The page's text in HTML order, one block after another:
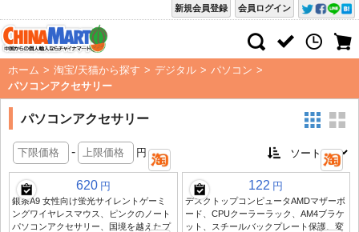
会員ログイン
新規会員登録
ホーム > 淘宝/天猫から探す > デジタル > パソコン >
パソコンアクセサリー
パソコンアクセサリー
- 円
620 円
銀条A9 女性向け蛍光サイレントゲーミ
ングワイヤレスマウス、ピンクのノート
パソコンアクセサリー、国境を越えたプ
122 円
デスクトップコンピュータAMDマザーボ
ード、CPUクーラーラック、AM4ブラケ
ット、スチールバックプレート保護、変